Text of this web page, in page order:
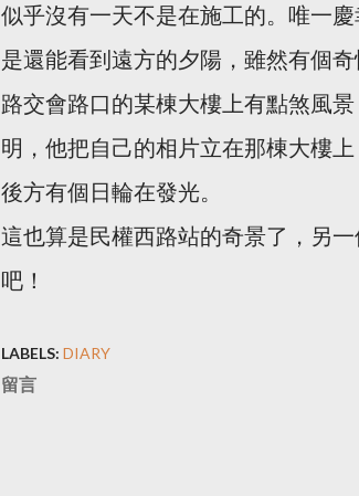
似乎沒有一天不是在施工的。唯一
是還能看到遠方的夕陽，雖然有個
路交會路口的某棟大樓上有點煞風
明，他把自己的相片立在那棟大樓
後方有個日輪在發光。
這也算是民權西路站的奇景了，另
吧！
LABELS: DIARY
留言